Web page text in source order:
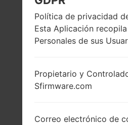
Política de privacidad
Esta Aplicación
Personales de sus
Propietario y
Sfirmware.com
Correo electrónico de